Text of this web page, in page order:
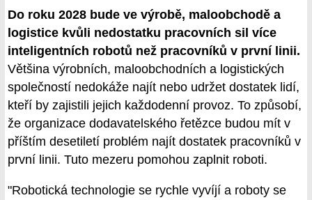
Do roku 2028 bude ve výrobě, maloobchodě a
logistice kvůli nedostatku pracovních sil více
inteligentních robotů než pracovníků v první linii.
Většina výrobních, maloobchodních a logistických
společností nedokáže najít nebo udržet dostatek lidí,
kteří by zajistili jejich každodenní provoz. To způsobí,
že organizace dodavatelského řetězce budou mít v
příštím desetiletí problém najít dostatek pracovníků v
první linii. Tuto mezeru pomohou zaplnit roboti.
"Robotická technologie se rychle vyvíjí a roboty se